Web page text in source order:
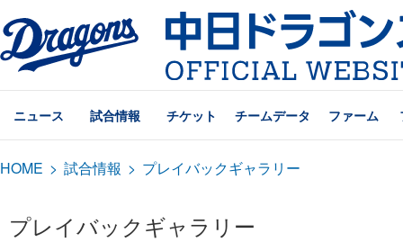
ニュース 試合情報 チケット チームデータ ファーム
HOME > 試合情報 > プレイバックギャラリー
プレイバックギャラリー